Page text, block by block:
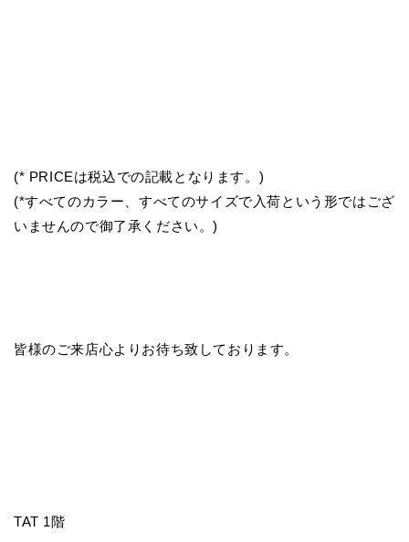
(* PRICEは税込での記載となります。)
(*すべてのカラー、すべてのサイズで入荷という形ではござ
いませんので御了承ください。)
皆様のご来店心よりお待ち致しております。
TAT 1階